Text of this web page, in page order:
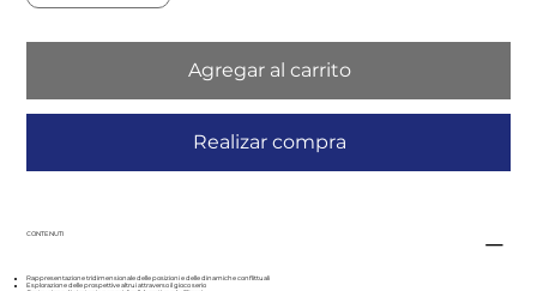
Agregar al carrito
Realizar compra
CONTENUTI
Rappresentazione tridimensionale delle posizioni e delle dinamiche conflittuali
Esplorazione delle prospettive altrui attraverso il gioco serio